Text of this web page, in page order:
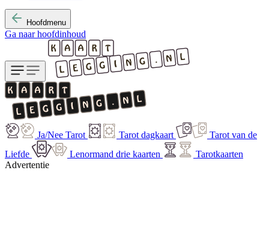
Hoofdmenu
Ga naar hoofdinhoud
Ja/Nee Tarot Tarot dagkaart
Tarot van de
Liefde
Lenormand drie kaarten
Tarotkaarten
Advertentie